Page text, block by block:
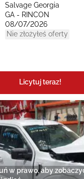
Salvage Georgia
GA - RINCON
08/07/2026
Nie złożyłeś oferty
Licytuj teraz!
w prawo, aby